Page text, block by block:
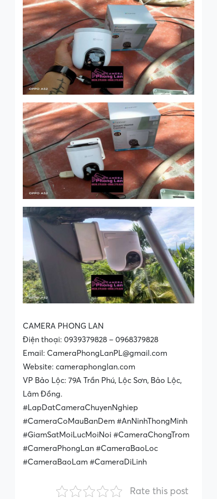
CAMERA PHONG LAN
Điện thoại: 0939379828 – 0968379828
Email: CameraPhongLanPL@gmail.com
Website: cameraphonglan.com
VP Bảo Lộc: 79A Trần Phú, Lộc Sơn, Bảo Lộc,
Lâm Đồng.
#LapDatCameraChuyenNghiep
#CameraCoMauBanDem #AnNinhThongMinh
#GiamSatMoiLucMoiNoi #CameraChongTrom
#CameraPhongLan #CameraBaoLoc
#CameraBaoLam #CameraDiLinh
Rate this post